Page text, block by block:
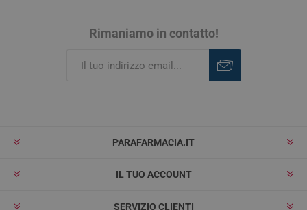
Rimaniamo in contatto!
PARAFARMACIA.IT
IL TUO ACCOUNT
SERVIZIO CLIENTI